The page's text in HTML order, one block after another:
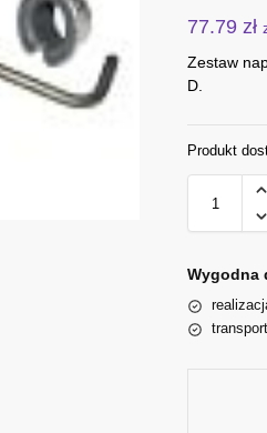
77.79 zł
Zestaw
D.
Produkt
Wygodna